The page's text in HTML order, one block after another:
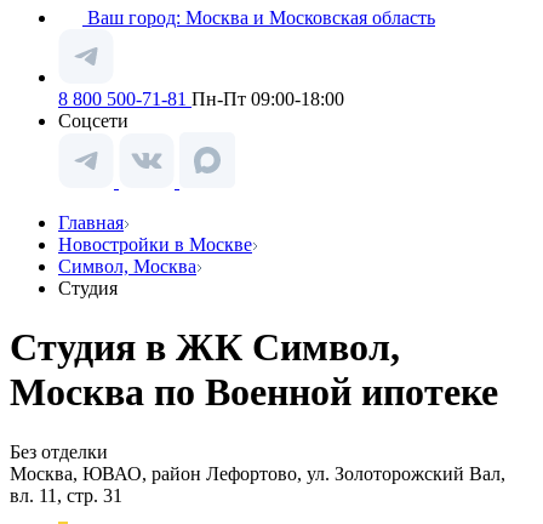
Ваш город: Москва и Московская область
8 800 500-71-81 Пн-Пт 09:00-18:00
Соцсети
Главная
Новостройки в Москве
Символ, Москва
Студия
Студия в ЖК Символ,
Москва по Военной ипотеке
Без отделки
Москва, ЮВАО, район Лефортово, ул. Золоторожский Вал,
вл. 11, стр. 31